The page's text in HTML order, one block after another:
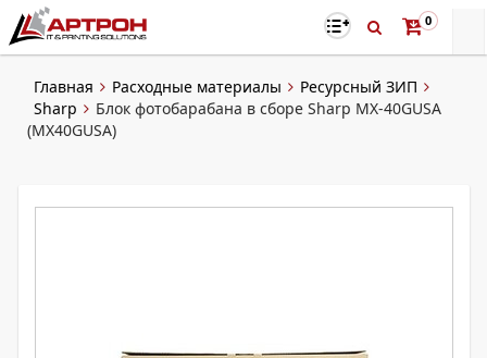
0
Главная Расходные материалы
Ресурсный ЗИП
Sharp
Блок фотобарабана в сборе Sharp MX-40GUSA
(MX40GUSA)